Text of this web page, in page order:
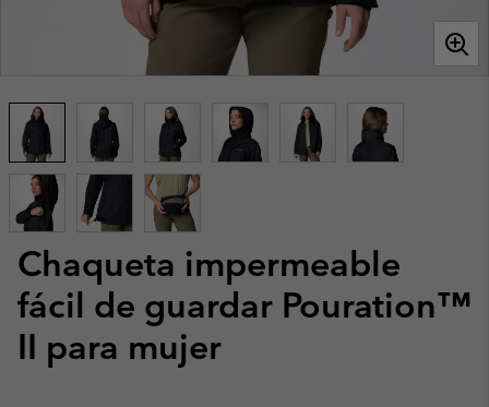
Chaqueta impermeable
fácil de guardar Pouration™
II para mujer